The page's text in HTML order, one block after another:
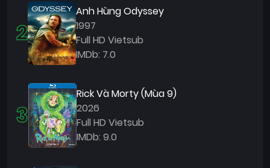
2
Anh Hùng Odyssey
1997
Full HD Vietsub
IMDb: 7.0
3
Rick Và Morty (Mùa 9)
2026
Full HD Vietsub
IMDb: 9.0